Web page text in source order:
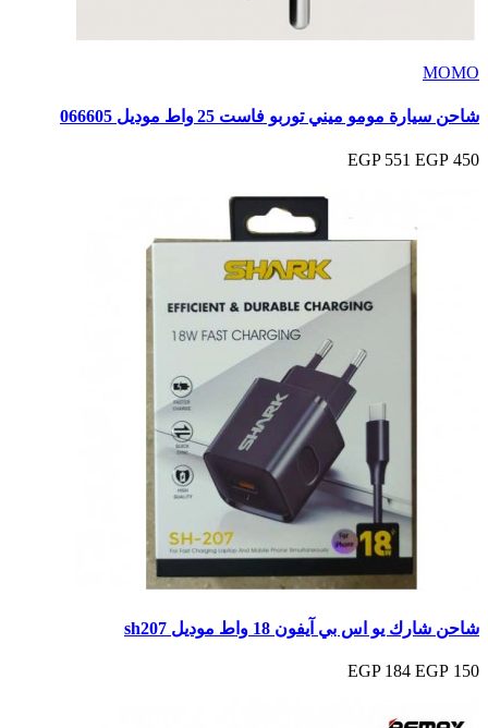
MOMO
شاحن سيارة مومو ميني توربو فاست 25 واط موديل 066605
450 EGP
551 EGP
شاحن شارك يو اس بي آيفون 18 واط موديل sh207
150 EGP
184 EGP